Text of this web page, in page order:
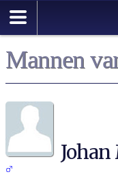
Mannen